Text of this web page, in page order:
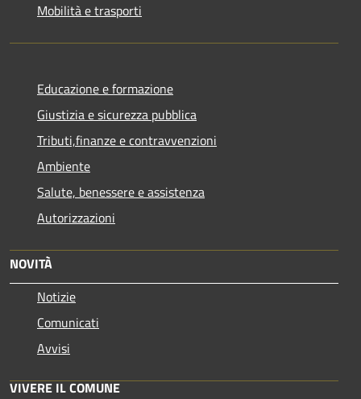
Mobilità e trasporti
Educazione e formazione
Giustizia e sicurezza pubblica
Tributi,finanze e contravvenzioni
Ambiente
Salute, benessere e assistenza
Autorizzazioni
NOVITÀ
Notizie
Comunicati
Avvisi
VIVERE IL COMUNE